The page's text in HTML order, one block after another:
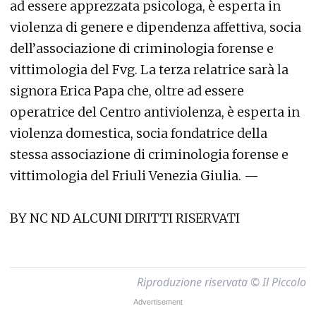
ad essere apprezzata psicologa, è esperta in
violenza di genere e dipendenza affettiva, socia
dell’associazione di criminologia forense e
vittimologia del Fvg. La terza relatrice sarà la
signora Erica Papa che, oltre ad essere
operatrice del Centro antiviolenza, è esperta in
violenza domestica, socia fondatrice della
stessa associazione di criminologia forense e
vittimologia del Friuli Venezia Giulia. —
BY NC ND ALCUNI DIRITTI RISERVATI
Riproduzione riservata © Il Piccolo